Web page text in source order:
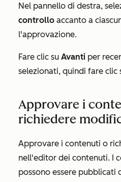
Nel pannello di destra,
controllo accanto a
l'approvazione.
Fare clic su Avanti per
selezionati, quindi fare clic
Approvare i
richiedere
Approvare i contenuti o
nell'editor dei contenuti. I
possono essere pubblicati